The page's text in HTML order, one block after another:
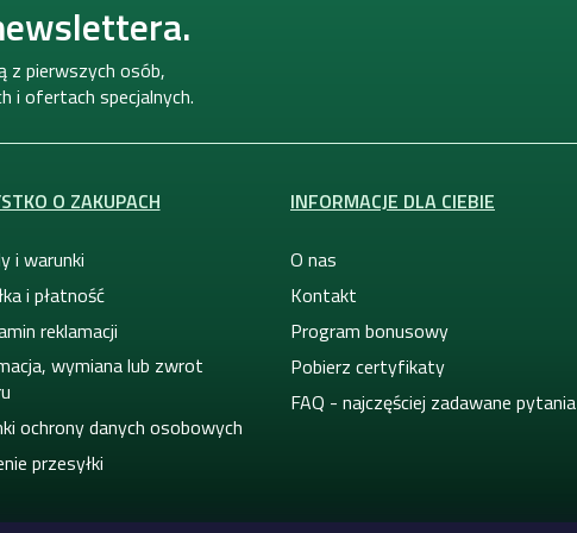
s
z pierwszych osób,
i ofertach specjalnych.
O ZAKUPACH
i warunki
i płatność
reklamacji
wymiana lub zwrot
ochrony danych osobowych
przesyłki
INFORMACJE DLA CIEBIE
O nas
Kontakt
Program bonusowy
Pobierz certyfikaty
FAQ - najczęściej zadawane pytania